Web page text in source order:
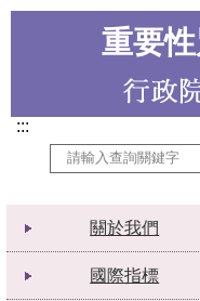
重要
關於我們
國際指標